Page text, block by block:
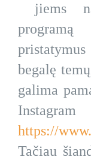
jiems
begalę
galima
https://
Tačiau